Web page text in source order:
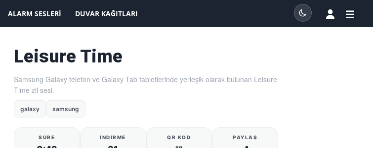
KAYDOLMAK İSTİYORUM
ALARM SESLERI DUVAR KAĞITLARI
Leisure Time
Samsung Galaxy telefon ve Galaxy Tab tabletlerinde yerleşik olarak bulunan Leisure
Time zil sesi.
galaxy samsung
SÜRE İNDIRME QR KOD PAYLAŞ